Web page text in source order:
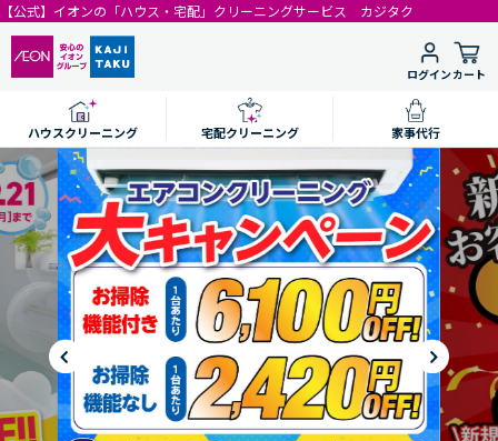
【公式】イオンの「ハウス・宅配」クリーニングサービス カジタク
ログインカート
ハウスクリーニング 宅配クリーニング 家事代行